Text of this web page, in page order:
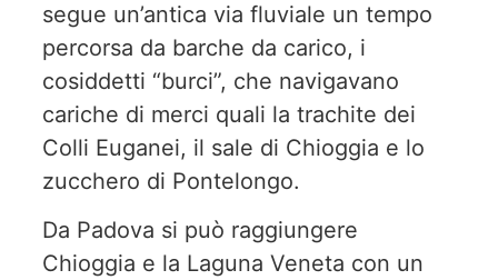
segue un’antica via fluviale un tempo
percorsa da barche da carico, i
cosiddetti “burci”, che navigavano
cariche di merci quali la trachite dei
Colli Euganei, il sale di Chioggia e lo
zucchero di Pontelongo.
Da Padova si può raggiungere
Chioggia e la Laguna Veneta con un